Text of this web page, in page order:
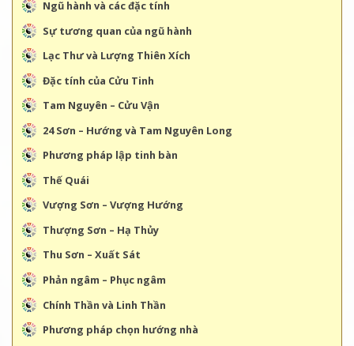
Ngũ hành và các đặc tính
Sự tương quan của ngũ hành
Lạc Thư và Lượng Thiên Xích
Đặc tính của Cửu Tinh
Tam Nguyên – Cửu Vận
24 Sơn – Hướng và Tam Nguyên Long
Phương pháp lập tinh bàn
Thế Quái
Vượng Sơn – Vượng Hướng
Thượng Sơn – Hạ Thủy
Thu Sơn – Xuất Sát
Phản ngâm – Phục ngâm
Chính Thần và Linh Thần
Phương pháp chọn hướng nhà